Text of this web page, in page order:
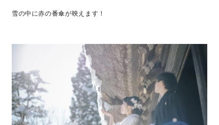
雪の中に赤の番傘が映えます！